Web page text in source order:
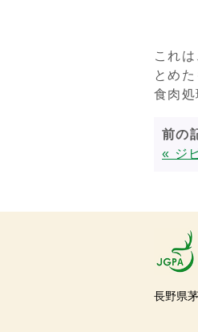
これ
とめた
食肉処
前の
« ジ
長野県